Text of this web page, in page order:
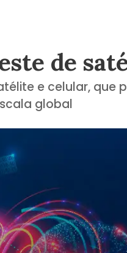
de
e celular, que
global